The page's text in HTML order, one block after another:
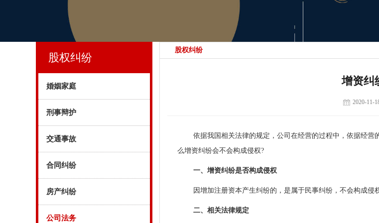
股权纠纷
增资纠
2020-11-
依据我国相关法律的规定，公司在经营的过程中，依据经
么增资纠纷会不会构成侵权?
一、增资纠纷是否构成侵权
因增加注册资本产生纠纷的，是属于民事纠纷，不会构成侵
二、相关法律规定
股权纠纷
婚姻家庭
刑事辩护
交通事故
合同纠纷
房产纠纷
公司法务